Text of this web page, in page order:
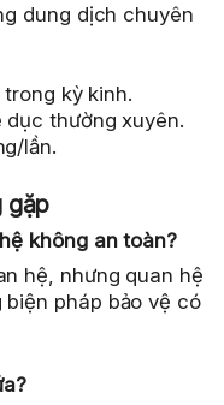
dung dịch chuyên
kỳ kinh.
dục thường xuyên.
lần.
gặp
không an toàn?
hệ, nhưng quan hệ
pháp bảo vệ có